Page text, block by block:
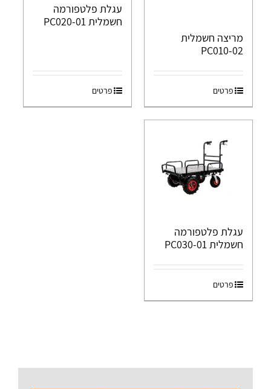
מריצה חשמלית
PC010-02
פרטים
עגלת פלטפורמה
חשמלית PC020-01
פרטים
עגלת פלטפורמה
חשמלית PC030-01
פרטים